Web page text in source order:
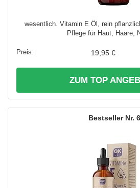
wesentlich. Vitamin E Öl, rein
Pflege für Haut, Haare,
19,95 €
ZUM TOP
6